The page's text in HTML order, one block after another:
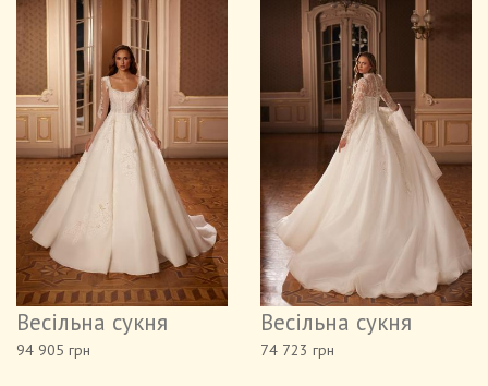
Весільна сукня
94 905 грн
Весільна сукня
74 723 грн